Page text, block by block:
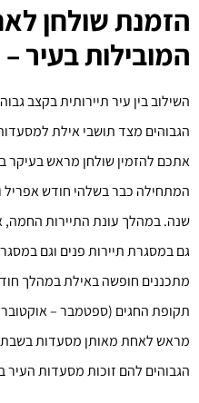
הזמנת שולחן
המובילות בעיר
השילוב בין עיר תיירותית בקצב
הגבוהים מצד תושבי אילת
אתכם להזמין שולחן מראש בעיקר
המתחילה כבר בשלהי חודש אפריל
שנה. במהלך עונת התיירות החמה,
גם במסגרת תיירות פנים וגם
מתכננים חופשה באילת במהלך
תקופת החגים (ספטמבר –
מראש לאחת מאותן מסעדות בשבת
הגבוהים להם זוכות מסעדות העיר